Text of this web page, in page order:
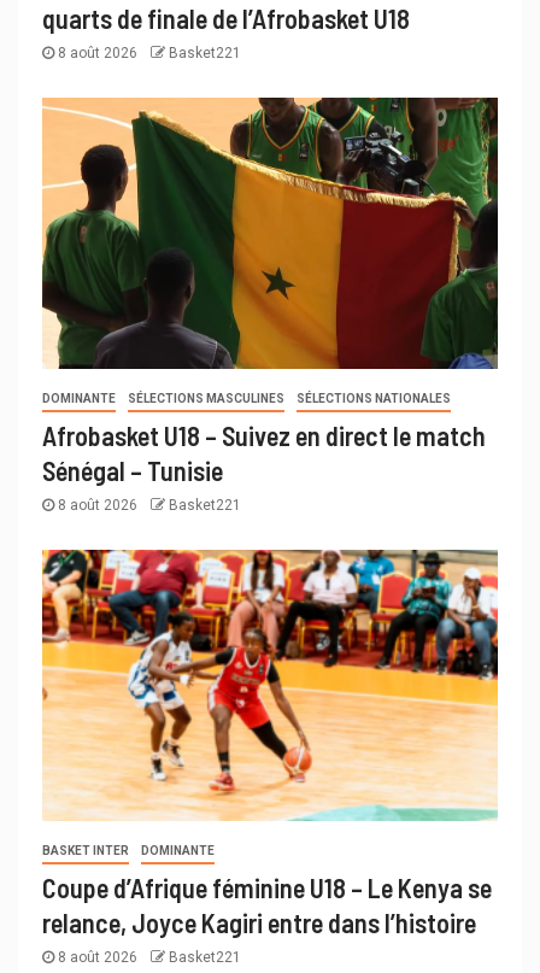
quarts de finale de l’Afrobasket U18
8 août 2026 Basket221
DOMINANTE SÉLECTIONS MASCULINES SÉLECTIONS NATIONALES
Afrobasket U18 – Suivez en direct le match
Sénégal – Tunisie
8 août 2026 Basket221
BASKET INTER DOMINANTE
Coupe d’Afrique féminine U18 – Le Kenya se
relance, Joyce Kagiri entre dans l’histoire
8 août 2026 Basket221